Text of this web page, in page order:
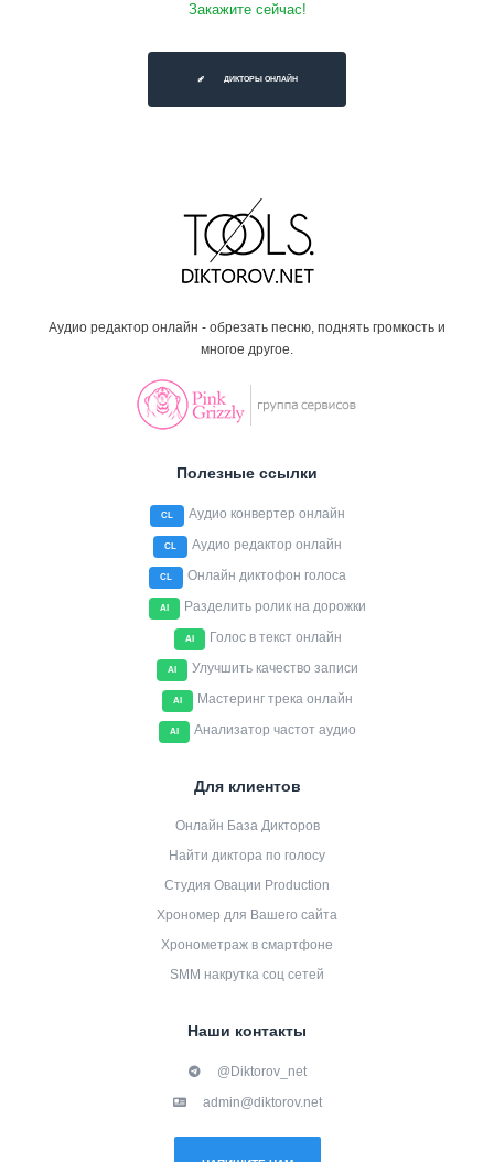
Закажите сейчас!
ДИКТОРЫ ОНЛАЙН
Аудио редактор онлайн - обрезать песню, поднять громкость и
многое другое.
Полезные ссылки
CL Аудио конвертер онлайн
CL Аудио редактор онлайн
CL Онлайн диктофон голоса
AI Разделить ролик на дорожки
AI Голос в текст онлайн
AI Улучшить качество записи
AI Мастеринг трека онлайн
AI Анализатор частот аудио
Для клиентов
Онлайн База Дикторов
Найти диктора по голосу
Студия Овации Production
Хрономер для Вашего сайта
Хронометраж в смартфоне
SMM накрутка соц сетей
Наши контакты
@Diktorov_net
admin@diktorov.net